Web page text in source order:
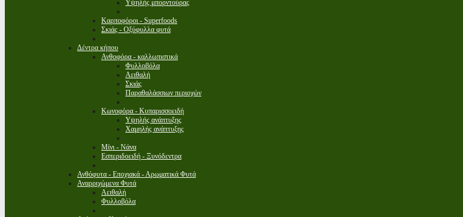
Υψηλής μπορντούρας
Καρποφόροι - Superfoods
Σκιάς - Οξύφυλλα φυτά
Δέντρα κήπου
Ανθοφόρα - καλλωπιστικά
Φυλλοβόλα
Αειθαλή
Σκιάς
Παραθαλάσσιων περιοχών
Κωνοφόρα - Κυπαρισσοειδή
Υψηλής ανάπτυξης
Χαμηλής ανάπτυξης
Μίνι - Νάνα
Εσπεριδοειδή - Ξυνόδεντρα
Ανθόφυτα - Εποχιακά - Αρωματικά Φυτά
Αναρριχώμενα Φυτά
Αειθαλή
Φυλλοβόλα